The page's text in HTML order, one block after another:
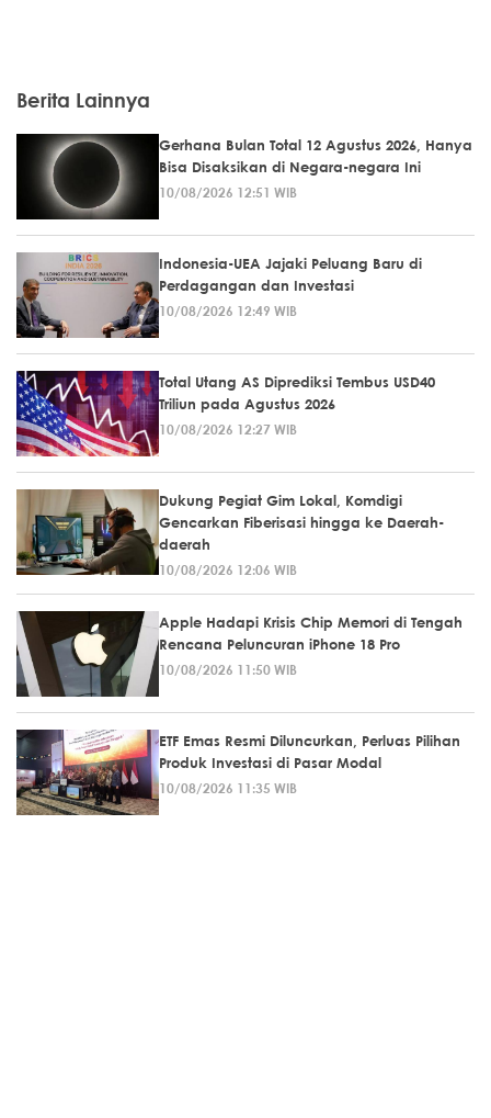
Berita Lainnya
Gerhana Bulan Total 12 Agustus 2026, Hanya
Bisa Disaksikan di Negara-negara Ini
10/08/2026 12:51 WIB
Indonesia-UEA Jajaki Peluang Baru di
Perdagangan dan Investasi
10/08/2026 12:49 WIB
Total Utang AS Diprediksi Tembus USD40
Triliun pada Agustus 2026
10/08/2026 12:27 WIB
Dukung Pegiat Gim Lokal, Komdigi
Gencarkan Fiberisasi hingga ke Daerah-
daerah
10/08/2026 12:06 WIB
Apple Hadapi Krisis Chip Memori di Tengah
Rencana Peluncuran iPhone 18 Pro
10/08/2026 11:50 WIB
ETF Emas Resmi Diluncurkan, Perluas Pilihan
Produk Investasi di Pasar Modal
10/08/2026 11:35 WIB